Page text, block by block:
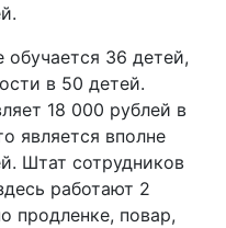
36 детей,
в 50 детей.
18 000 рублей в
является вполне
Штат сотрудников
работают 2
продленке, повар,